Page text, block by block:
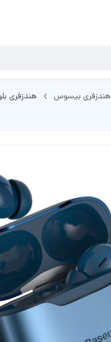
هندزفری بیسوس